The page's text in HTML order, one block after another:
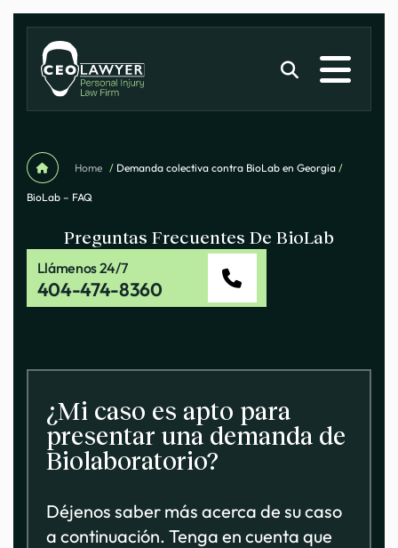
Home / Demanda colectiva contra BioLab en Georgia /
BioLab – FAQ
Preguntas Frecuentes De BioLab
Llámenos 24/7
404-474-8360
¿Mi caso es apto para
presentar una demanda de
Biolaboratorio?
Déjenos saber más acerca de su caso
a continuación. Tenga en cuenta que